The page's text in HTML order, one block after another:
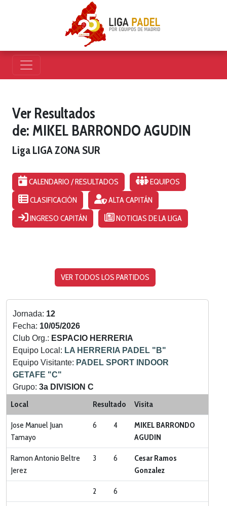
Ver Resultados
de: MIKEL BARRONDO AGUDIN
Liga LIGA ZONA SUR
CALENDARIO / RESULTADOS
EQUIPOS
CLASIFICACIÓN
ALTA CAPITÁN
INGRESO CAPITÁN
NOTICIAS DE LA LIGA
VER TODOS LOS PARTIDOS
Jornada: 12
Fecha: 10/05/2026
Club Org.: ESPACIO HERRERIA
Equipo Local: LA HERRERIA PADEL "B"
Equipo Visitante: PADEL SPORT INDOOR
GETAFE "C"
Grupo: 3a DIVISION C
Categoria:
LIGA ZONA SUR
Local Resultado Visita
Jose Manuel Juan
Tamayo
6 4
MIKEL BARRONDO
AGUDIN
Ramon Antonio Beltre
Jerez
3 6
Cesar Ramos
Gonzalez
2 6